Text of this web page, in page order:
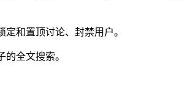
定和置顶讨论、封禁用户。
的全文搜索。